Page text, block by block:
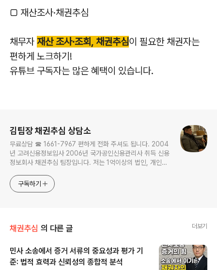
□ 재산조사·채권추심
채무자 재산 조사·조회, 채권추심이 필요한 채권자는
편하게 노크하기!
유튜브 구독자는 많은 혜택이 있습니다.
김팀장 채권추심 상담소
무료상담 ☎ 1661-7967 편하게 전화 주셔도 됩니다. 2004
년 고려신용정보입사 2006년 국가공인신용관리사 취득 신용
정보회사 채권추심 팀장입니다. 저는 1억이상의 법인, 개인사
무자 재산 조사·조회, 채권추심이 필요한 채권자는 편하게 노
크하세요!
구독하기
채권추심 의 다른 글 더보기
민사 소송에서 증거 서류의 중요성과 평가 기
준: 법적 효력과 신뢰성의 종합적 분석